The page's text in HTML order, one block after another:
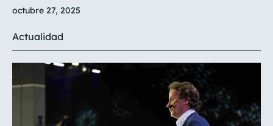
octubre 27, 2025
Actualidad